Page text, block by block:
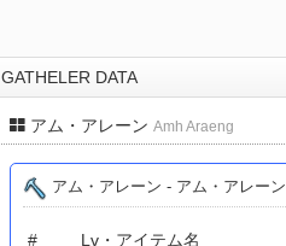
GATHELER DATA
アム・アレーン Amh Araeng
アム・アレーン - アム・アレーン
# Lv・アイテム名